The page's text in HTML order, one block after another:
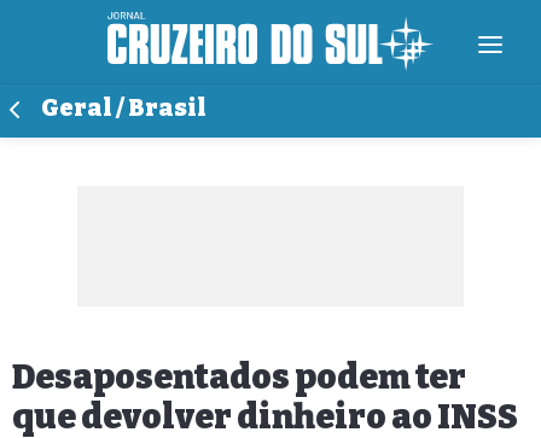
Geral / Brasil
Desaposentados podem ter
que devolver dinheiro ao INSS